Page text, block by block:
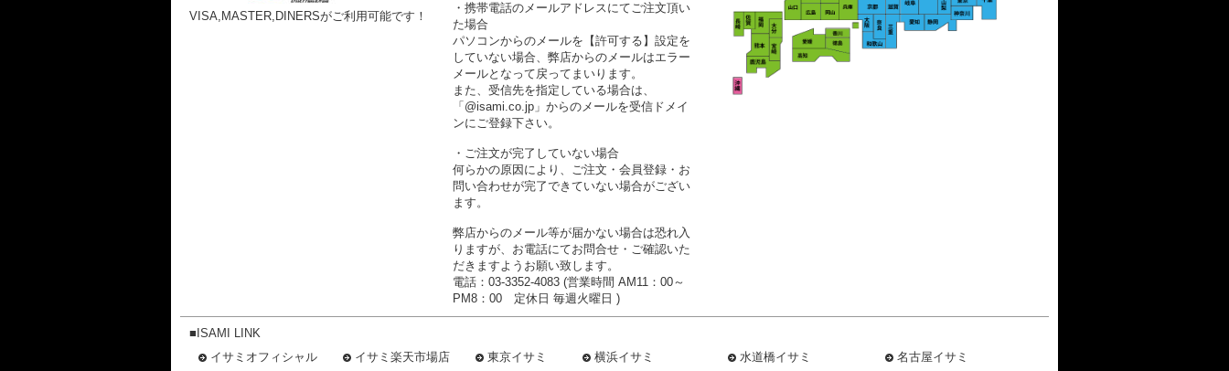
VISA,MASTER,DINERSがご利用可能です！
・携帯電話のメールアドレスにてご注文頂い
た場合
パソコンからのメールを【許可する】設定を
していない場合、弊店からのメールはエラー
メールとなって戻ってまいります。
また、受信先を指定している場合は、
「@isami.co.jp」からのメールを受信ドメイ
ンにご登録下さい。
・ご注文が完了していない場合
何らかの原因により、ご注文・会員登録・お
問い合わせが完了できていない場合がござい
ます。
弊店からのメール等が届かない場合は恐れ入
りますが、お電話にてお問合せ・ご確認いた
だきますようお願い致します。
電話：03-3352-4083 (営業時間 AM11：00～
PM8：00 定休日 毎週火曜日 )
■ISAMI LINK
イサミオフィシャル
イサミ楽天市場店 東京イサミ 横浜イサミ 水道橋イサミ 名古屋イサミ